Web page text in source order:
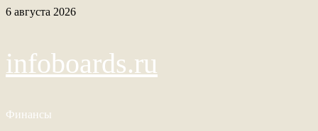
Перейти
6 августа 2026
infoboards.ru
Финансы